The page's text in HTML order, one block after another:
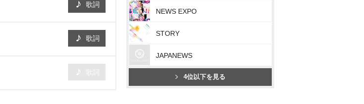
歌詞
歌詞
NEWS EXPO
STORY
JAPANEWS
4位以下を見る